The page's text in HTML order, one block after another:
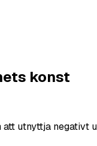
konst
utnyttja